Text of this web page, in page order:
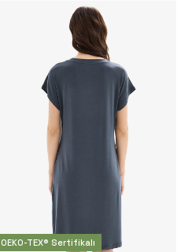
OEKO-TEX® Sertifikalı